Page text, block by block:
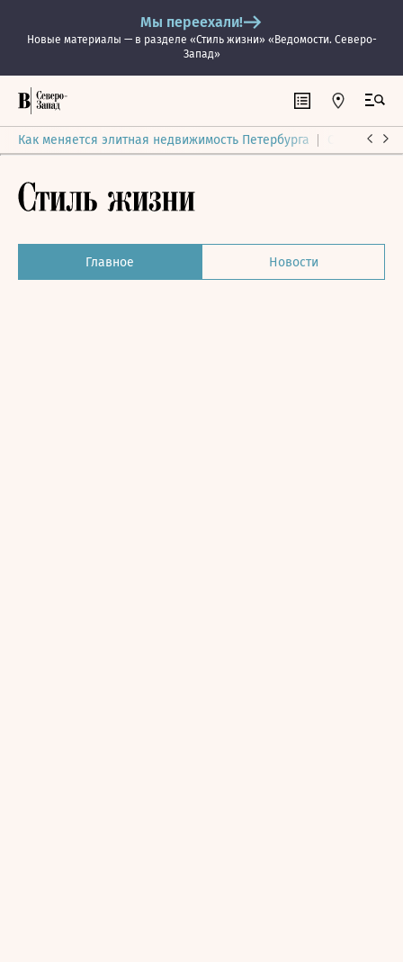
Мы переехали!
Новые материалы — в разделе «Стиль жизни» «Ведомости. Северо-
Запад»
Как меняется элитная недвижимость Петербурга Ситуация
Главное Новости